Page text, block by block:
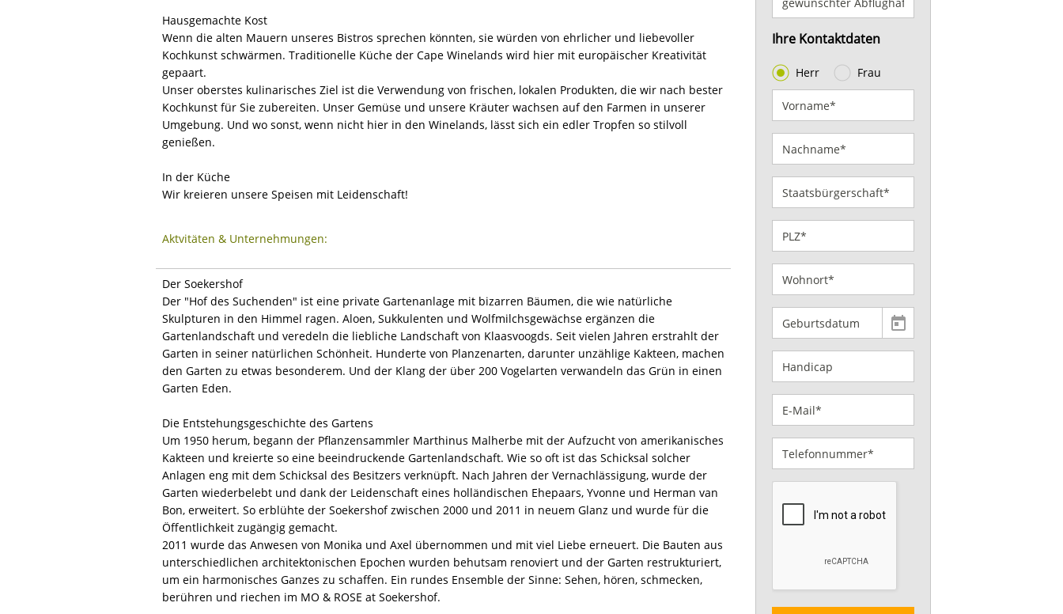
Hausgemachte Kost
Wenn die alten Mauern unseres Bistros sprechen könnten, sie würden von ehrlicher und liebevoller
Kochkunst schwärmen. Traditionelle Küche der Cape Winelands wird hier mit europäischer Kreativität
gepaart.
Unser oberstes kulinarisches Ziel ist die Verwendung von frischen, lokalen Produkten, die wir nach bester
Kochkunst für Sie zubereiten. Unser Gemüse und unsere Kräuter wachsen auf den Farmen in unserer
Umgebung. Und wo sonst, wenn nicht hier in den Winelands, lässt sich ein edler Tropfen so stilvoll
genießen.
In der Küche
Wir kreieren unsere Speisen mit Leidenschaft!
Aktvitäten & Unternehmungen:
Der Soekershof
Der "Hof des Suchenden" ist eine private Gartenanlage mit bizarren Bäumen, die wie natürliche
Skulpturen in den Himmel ragen. Aloen, Sukkulenten und Wolfmilchsgewächse ergänzen die
Gartenlandschaft und veredeln die liebliche Landschaft von Klaasvoogds. Seit vielen Jahren erstrahlt der
Garten in seiner natürlichen Schönheit. Hunderte von Planzenarten, darunter unzählige Kakteen, machen
den Garten zu etwas besonderem. Und der Klang der über 200 Vogelarten verwandeln das Grün in einen
Garten Eden.
Die Entstehungsgeschichte des Gartens
Um 1950 herum, begann der Pflanzensammler Marthinus Malherbe mit der Aufzucht von amerikanisches
Kakteen und kreierte so eine beeindruckende Gartenlandschaft. Wie so oft ist das Schicksal solcher
Anlagen eng mit dem Schicksal des Besitzers verknüpft. Nach Jahren der Vernachlässigung, wurde der
Garten wiederbelebt und dank der Leidenschaft eines holländischen Ehepaars, Yvonne und Herman van
Bon, erweitert. So erblühte der Soekershof zwischen 2000 und 2011 in neuem Glanz und wurde für die
Öffentlichkeit zugängig gemacht.
2011 wurde das Anwesen von Monika und Axel übernommen und mit viel Liebe erneuert. Die Bauten aus
unterschiedlichen architektonischen Epochen wurden behutsam renoviert und der Garten restrukturiert,
um ein harmonisches Ganzes zu schaffen. Ein rundes Ensemble der Sinne: Sehen, hören, schmecken,
berühren und riechen im MO & ROSE at Soekershof.
Ihre Kontaktdaten
Herr Frau